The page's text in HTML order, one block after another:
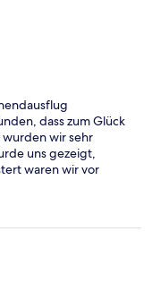
dass zum Glück
wir sehr
uns gezeigt,
waren wir vor
Dusche. Das
große Auswahl
Insgesamt sind wir